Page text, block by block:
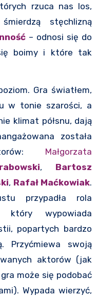
rzuca nas los,
stęchlizną
– odnosi się do
boimy i które tak
Gra światłem,
w tonie szarości, a
klimat półsnu, dają
została
Małgorzata
, Bartosz
, Rafał Maćkowiak.
przypadła rola
który wypowiada
popartych bardzo
Przyćmiewa swoją
aktorów (jak
może się podobać
Wypada wierzyć,